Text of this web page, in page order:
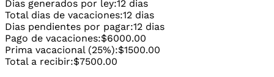
Dias generados por ley:12 dias
Total dias de vacaciones:12 dias
Dias pendientes por pagar:12 dias
Pago de vacaciones:$6000.00
Prima vacacional (25%):$1500.00
Total a recibir:$7500.00